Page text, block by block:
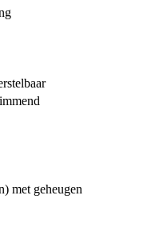
met geheugen